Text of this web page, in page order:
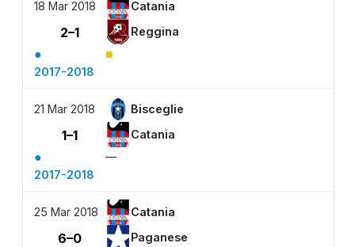
18 Mar 2018 Catania
2–1 Reggina
● ■
2017-2018
21 Mar 2018 Bisceglie
1–1 Catania
●
—
2017-2018
25 Mar 2018 Catania
6–0 Paganese